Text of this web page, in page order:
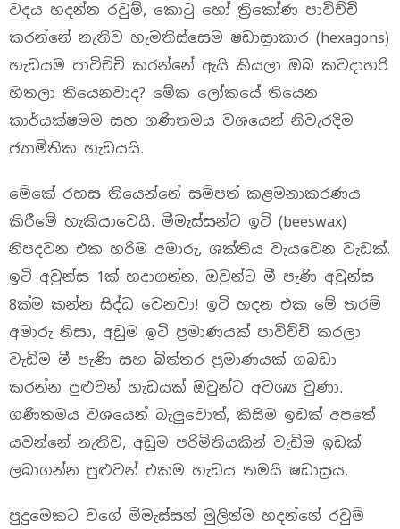
වදය හදන්න රවුම්, කොටු හෝ ත්‍රිකෝණ පාවිච්චි
කරන්නේ නැතිව හැමතිස්සෙම ෂඩාස්‍රාකාර (hexagons)
හැඩයම පාවිච්චි කරන්නේ ඇයි කියලා ඔබ කවදාහරි
හිතලා තියෙනවාද? මේක ලෝකයේ තියෙන
කාර්යක්ෂමම සහ ගණිතමය වශයෙන් නිවැරදිම
ජ්‍යාමිතික හැඩයයි.
මේකේ රහස තියෙන්නේ සම්පත් කළමනාකරණය
කිරීමේ හැකියාවෙයි. මීමැස්සන්ට ඉටි (beeswax)
නිපදවන එක හරිම අමාරු, ශක්තිය වැයවෙන වැඩක්.
ඉටි අවුන්ස 1ක් හදාගන්න, ඔවුන්ට මී පැණි අවුන්ස
8ක්ම කන්න සිද්ධ වෙනවා! ඉටි හදන එක මේ තරම්
අමාරු නිසා, අඩුම ඉටි ප්‍රමාණයක් පාවිච්චි කරලා
වැඩිම මී පැණි සහ බිත්තර ප්‍රමාණයක් ගබඩා
කරන්න පුළුවන් හැඩයක් ඔවුන්ට අවශ්‍ය වුණා.
ගණිතමය වශයෙන් බැලුවොත්, කිසිම ඉඩක් අපතේ
යවන්නේ නැතිව, අඩුම පරිමිතියකින් වැඩිම ඉඩක්
ලබාගන්න පුළුවන් එකම හැඩය තමයි ෂඩාස්‍රය.
පුදුමෙකට වගේ මීමැස්සන් මුලින්ම හදන්නේ රවුම්